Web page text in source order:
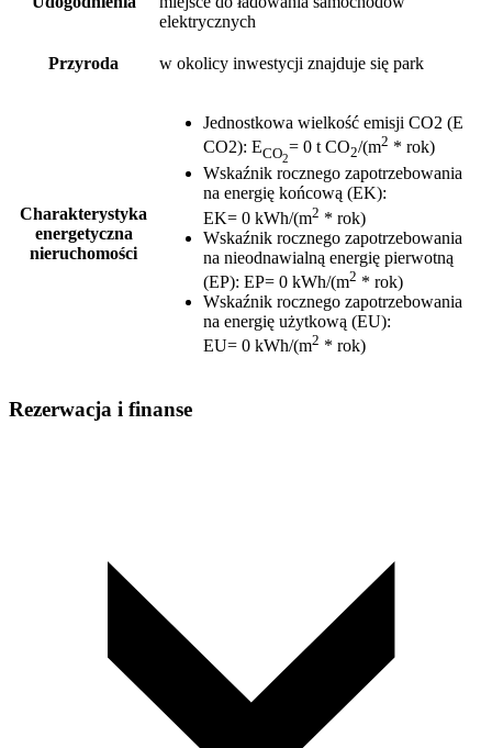
elektrycznych
Przyroda w okolicy inwestycji znajduje się park
Charakterystyka
energetyczna
nieruchomości
Jednostkowa wielkość emisji CO2 (E
CO2): ECO2
= 0 t CO2/(m2 * rok)
Wskaźnik rocznego zapotrzebowania
na energię końcową (EK):
EK= 0 kWh/(m2 * rok)
Wskaźnik rocznego zapotrzebowania
na nieodnawialną energię pierwotną
(EP): EP= 0 kWh/(m2 * rok)
Wskaźnik rocznego zapotrzebowania
na energię użytkową (EU):
EU= 0 kWh/(m2 * rok)
Rezerwacja i finanse